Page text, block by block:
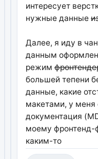
интересует
нужные данные
Далее, я иду в
данным
режим
большей тепени
данные, какие
макетами, у меня
документация
моему фронтенд-
каким-то